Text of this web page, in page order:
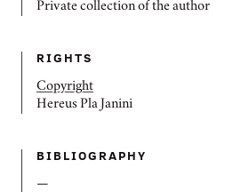
Private collection of the author
RIGHTS
Copyright
Hereus Pla Janini
BIBLIOGRAPHY
—